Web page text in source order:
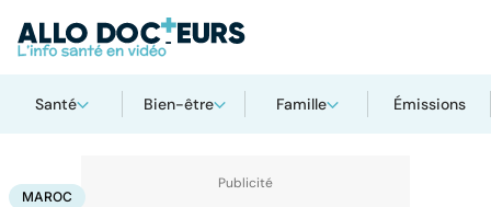
Santé Bien-être Famille Émissions
AccueilSanté Maladies infectieuses
MAROC